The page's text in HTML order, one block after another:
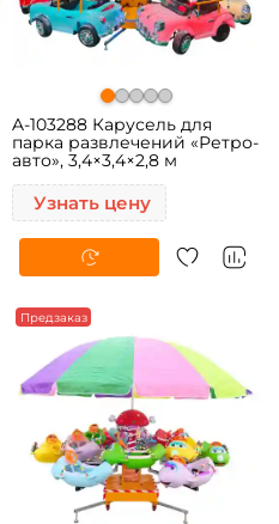
A-103288 Карусель для
парка развлечений «Ретро-
авто», 3,4×3,4×2,8 м
Узнать цену
Предзаказ